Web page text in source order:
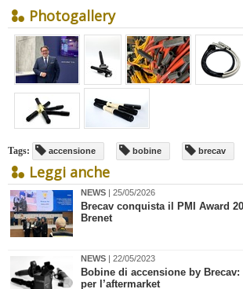
Photogallery
Tags: accensione bobine brecav
Leggi anche
NEWS | 25/05/2026
Brecav conquista il PMI Award
Brenet
NEWS | 22/05/2023
​Bobine di accensione by
per l’aftermarket